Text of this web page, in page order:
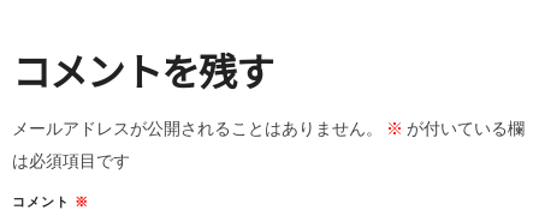
コメントを残す
メールアドレスが公開されることはありません。 ※ が付いている欄
は必須項目です
コメント ※